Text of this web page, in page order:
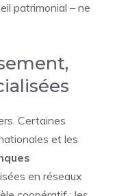
patrimonial – ne
Certaines
et les
en réseaux